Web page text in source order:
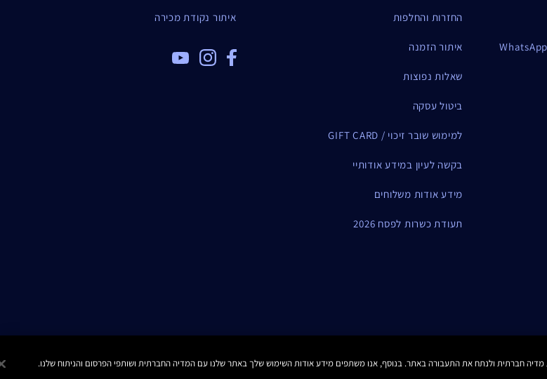
החזרות והחלפות
איתור הזמנה
שאלות נפוצות
ביטול עסקה
למימוש שובר זיכוי / GIFT CARD
בקשה לעיון במידע אודותיי
מידע אודות משלוחים
תעודת כשרות לפסח 2026
איתור נקודת מכירה